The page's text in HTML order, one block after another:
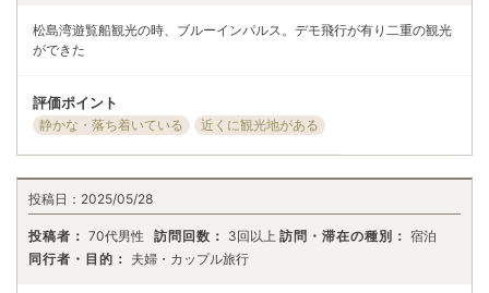
松島湾遊覧船観光の時、ブルーインパルス。デモ飛行が有り二重の観光
ができた
評価ポイント
静かな・落ち着いている 近くに観光地がある
投稿日： 2025/05/28
投稿者： 70代男性 訪問回数： 3回以上 訪問・滞在の種別： 宿泊
同行者・目的： 夫婦・カップル旅行